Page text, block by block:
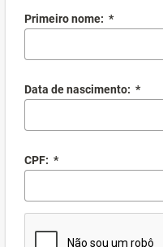
Primeiro nome: *
Data de nascimento: *
CPF: *